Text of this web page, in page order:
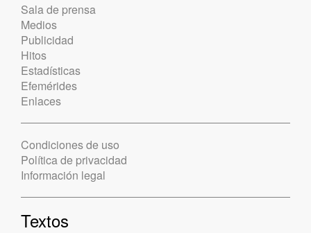
Sala de prensa
Medios
Publicidad
Hitos
Estadísticas
Efemérides
Enlaces
Condiciones de uso
Política de privacidad
Información legal
Textos